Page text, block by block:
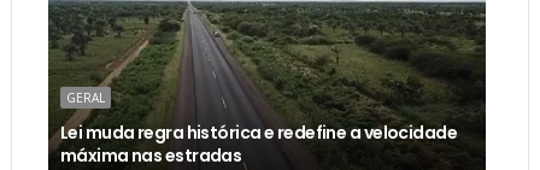
GERAL
Lei muda regra histórica e redefine a velocidade
máxima nas estradas